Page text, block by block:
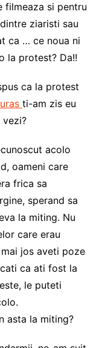
filmeaza si pentru
ziaristi sau
ca … ce noua ni
la protest? Da!!
ca la protest
ti-am zis eu
vezi?
acolo
oameni care
frica sa
sperand sa
la miting. Nu
care erau
jos aveti poze
ca ati fost la
le puteti
asta la miting?